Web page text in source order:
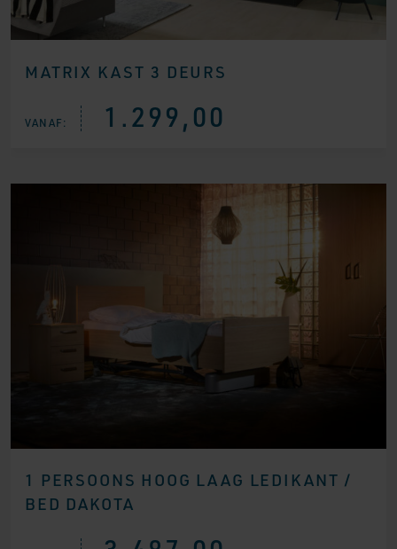
MATRIX KAST 3 DEURS
VANAF: 1.299,00
1 PERSOONS HOOG LAAG LEDIKANT /
BED DAKOTA